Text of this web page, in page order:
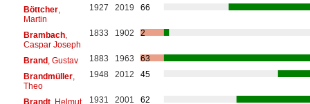
Böttcher,
Martin
1927 2019 66
Brambach,
Caspar Joseph
1833 1902 2
Brand, Gustav 1883 1963
63
Brandmüller,
Theo
1948 2012 45
Brandt, Helmut 1931 2001
62